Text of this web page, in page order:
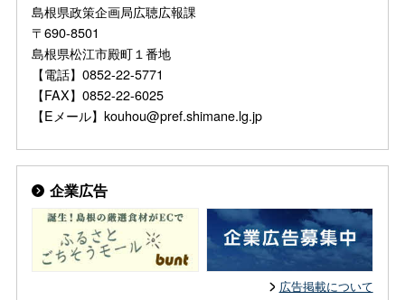
島根県政策企画局広聴広報課
〒690-8501
島根県松江市殿町１番地
【電話】0852-22-5771
【FAX】0852-22-6025
【Eメール】kouhou@pref.shimane.lg.jp
企業広告
広告掲載について